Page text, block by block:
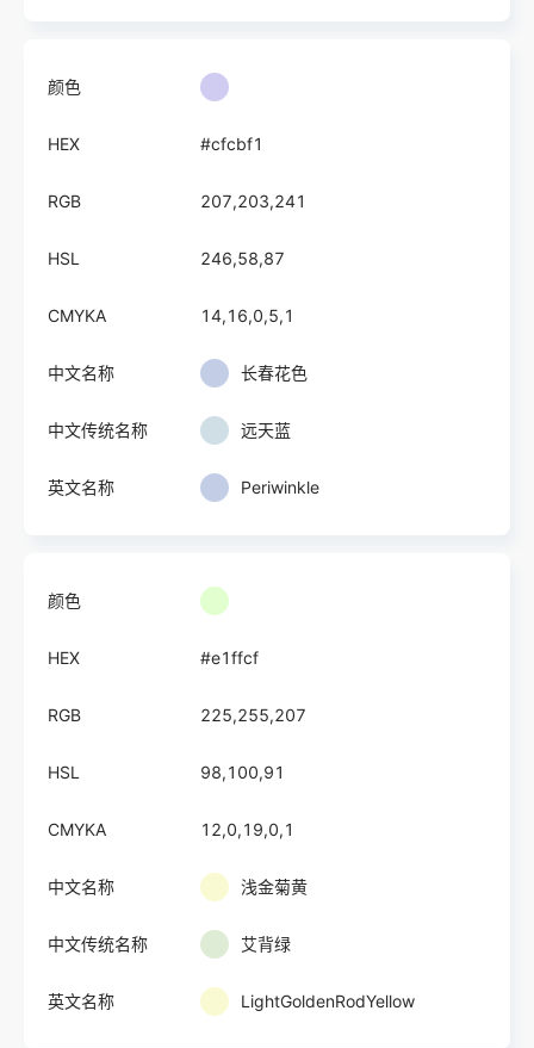
颜色
HEX #cfcbf1
RGB 207,203,241
HSL 246,58,87
CMYKA 14,16,0,5,1
中文名称 长春花色
中文传统名称 远天蓝
英文名称 Periwinkle
颜色
HEX #e1ffcf
RGB 225,255,207
HSL 98,100,91
CMYKA 12,0,19,0,1
中文名称 浅金菊黄
中文传统名称 艾背绿
英文名称 LightGoldenRodYellow